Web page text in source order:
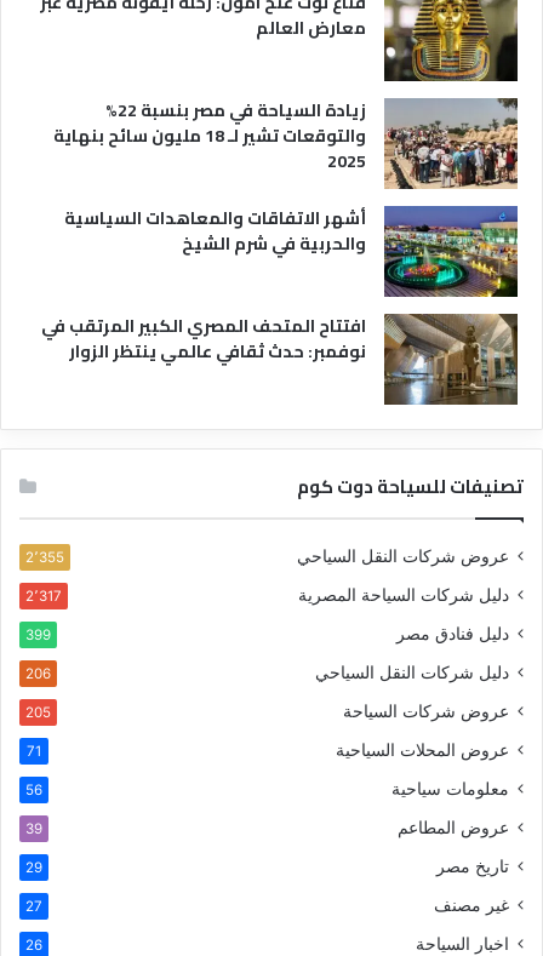
معارض العالم
زيادة السياحة في مصر بنسبة 22%
والتوقعات تشير لـ 18 مليون سائح بنهاية
2025
أشهر الاتفاقات والمعاهدات السياسية
والحربية في شرم الشيخ
افتتاح المتحف المصري الكبير المرتقب في
نوفمبر: حدث ثقافي عالمي ينتظر الزوار
تصنيفات للسياحة دوت كوم
عروض شركات النقل السياحي 2٬355
دليل شركات السياحة المصرية 2٬317
دليل فنادق مصر 399
دليل شركات النقل السياحي 206
عروض شركات السياحة 205
عروض المحلات السياحية 71
معلومات سياحية 56
عروض المطاعم 39
تاريخ مصر 29
غير مصنف 27
اخبار السياحة 26